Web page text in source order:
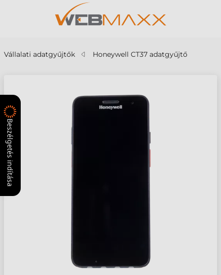
Vállalati adatgyűjtők Honeywell CT37 adatgyűjtő
Beszélgetés indítása